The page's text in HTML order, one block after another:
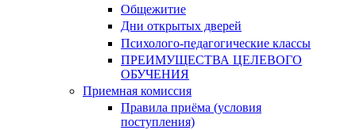
Общежитие
Дни открытых дверей
Психолого-педагогические классы
ПРЕИМУЩЕСТВА ЦЕЛЕВОГО
ОБУЧЕНИЯ
Приемная комиссия
Правила приёма (условия
поступления)